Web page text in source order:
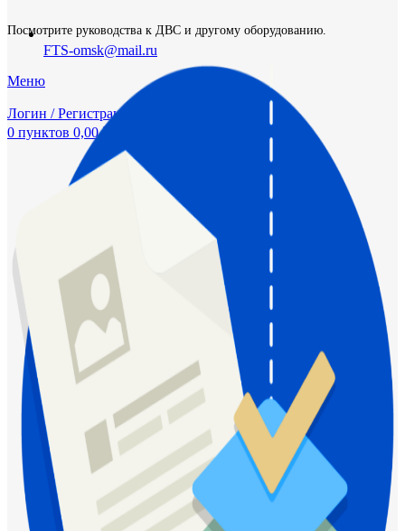
FTS-omsk@mail.ru
Меню
Логин / Регистрация
0 пунктов 0,00₽
Посмотрите руководства к ДВС и другому оборудованию.